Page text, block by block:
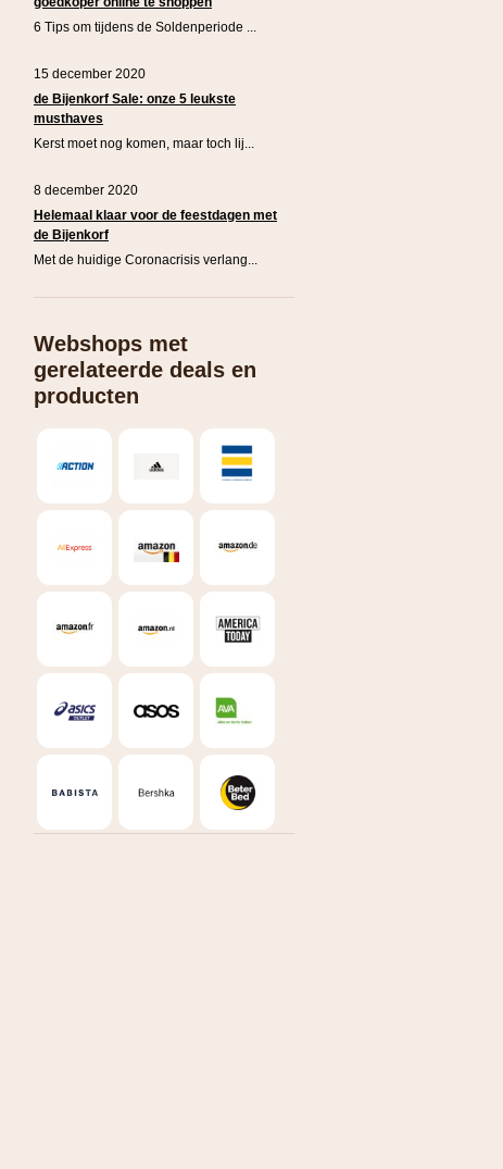
6 Tips om tijdens de Soldenperiode ...
15 december 2020
de Bijenkorf Sale: onze 5 leukste
musthaves
Kerst moet nog komen, maar toch lij...
8 december 2020
Helemaal klaar voor de feestdagen met
de Bijenkorf
Met de huidige Coronacrisis verlang...
Webshops met
gerelateerde deals en
producten